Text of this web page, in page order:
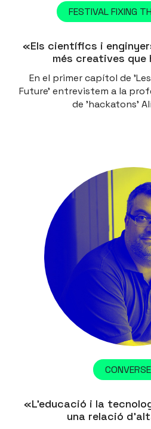
FESTIVAL FIXING
«Els científics i
més creatives
En el primer capítol de
Future' entrevistem a la
de 'hackatons'
«L’educació i la
una relació